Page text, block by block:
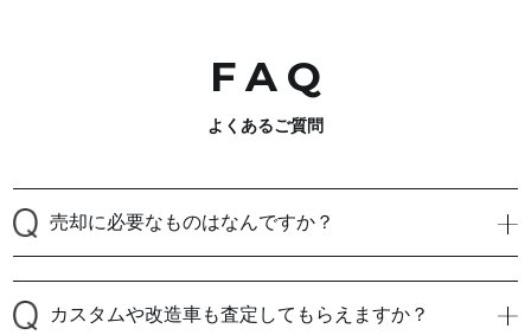
FA Q
よくあるご質問
売却に必要なものはなんですか？
カスタムや改造車も査定してもらえますか？